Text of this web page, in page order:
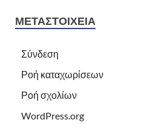
ΜΕΤΑΣΤΟΙΧΕΊΑ
Σύνδεση
Ροή καταχωρίσεων
Ροή σχολίων
WordPress.org